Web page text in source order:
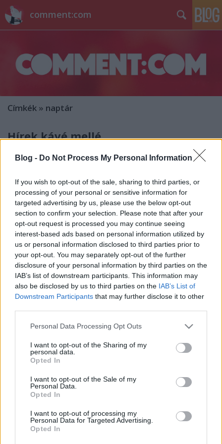
Blog - Do Not Process My Personal Information
If you wish to opt-out of the sale, sharing to third parties, or
processing of your personal or sensitive information for
targeted advertising by us, please use the below opt-out
section to confirm your selection. Please note that after your
opt-out request is processed you may continue seeing
interest-based ads based on personal information utilized by
us or personal information disclosed to third parties prior to
your opt-out. You may separately opt-out of the further
disclosure of your personal information by third parties on the
IAB’s list of downstream participants. This information may
also be disclosed by us to third parties on the IAB’s List of
Downstream Participants that may further disclose it to other
Please note that this website/app uses one or more Google
not limited to your visit or usage behaviour. You may click to
grant or deny consent to Google and its third-party tags to
use your data for below specified purposes in below Google
consent section.
Personal Data Processing Opt Outs
I want to opt-out of the Sharing of my
personal data.
Opted In
I want to opt-out of the Sale of my
Personal Data.
Opted In
I want to opt-out of processing my
Personal Data for Targeted Advertising.
Opted In
comment:com
Címkék » naptár
Hírek kávé mellé
Az amerikaiak menekülnek a kábelelőfizetés elől, a
cégek meg igyekeznek nem ereszteni őket. Bruce
Springsteen új albumának három dala is a The
Good Wife január 12-i epizódjában lesz hallható
először - három nappal a hivatalos premier előtt.
Szereposztás: Michael Vartan (Alias) a…
Már tudjuk, mit nézel januárban
sixx•2012. december 17.
Jön a midseason, a tévés évad középső része, amiben
lepihennek a nagyok (a kábelesek meg szépen
elmennek pihenni egy évadra), és jönnek azok a
sorozatok, amiket ősszel nem akartak bepróbálni, de
télen adnak nekik egy esélyt, no meg visszatérnek
olyanok is, amiket mindig ilyenkor…
Mit, mikor, hol: február
Havi betevő
2010. február 11.